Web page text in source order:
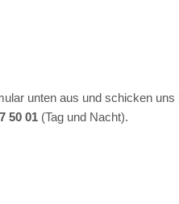
unten aus und schicken
50 01 (Tag und Nacht).